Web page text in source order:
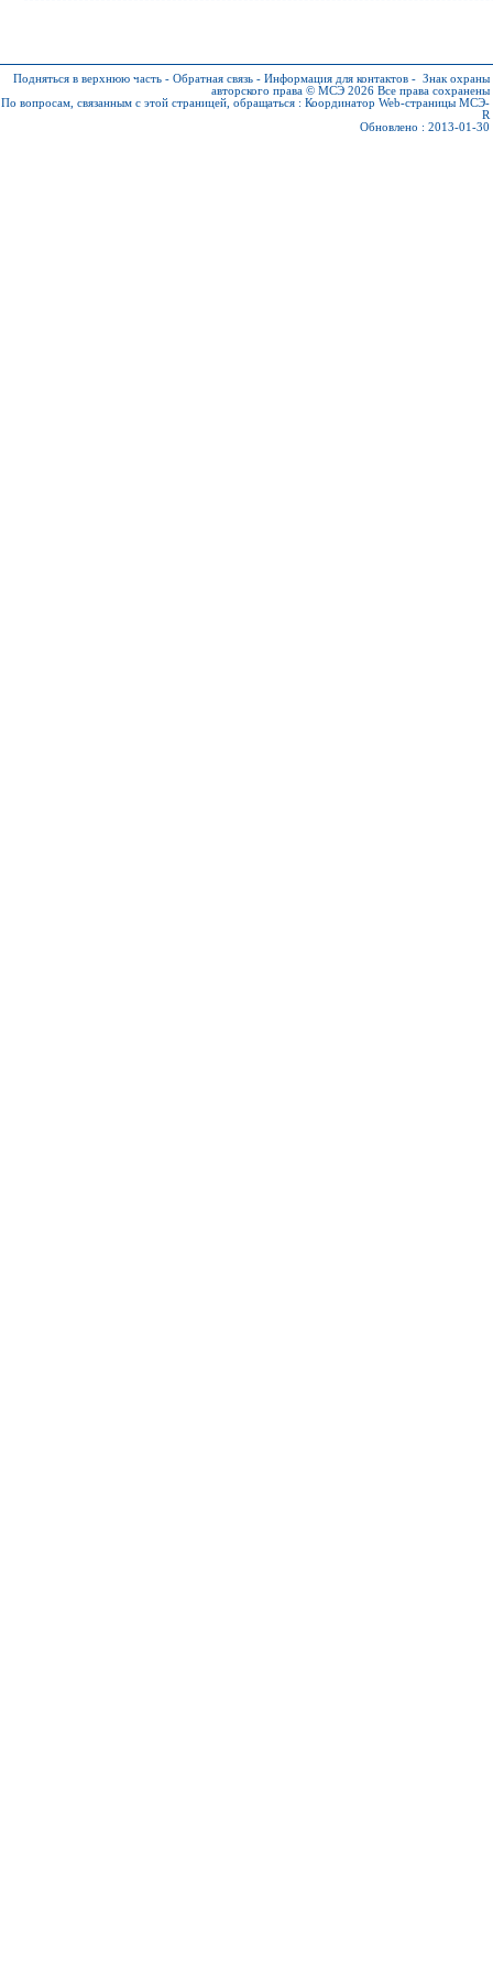
Подняться в верхнюю часть - Обратная связь - Информация для контактов - Знак охраны
авторского права © МСЭ 2026 Все права сохранены
По вопросам, связанным с этой страницей, обращаться : Координатор Web-страницы МСЭ-
R
Обновлено : 2013-01-30